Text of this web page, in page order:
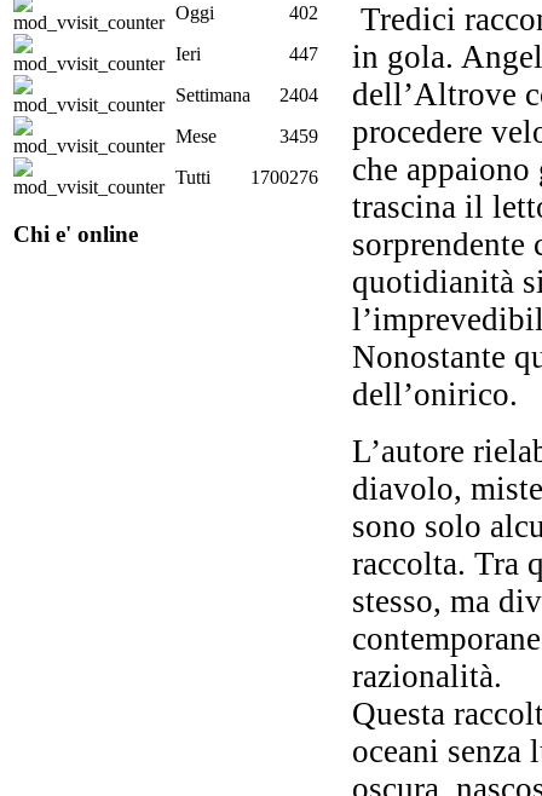
Oggi
402
Ieri
447
Settimana
2404
Mese
3459
Tutti
1700276
Chi e' online
Tredici
in gola.
dell’Altrove
procedere
che
trascina il
quotidianità
Nonostante
dell’onirico.
L’autore
diavolo,
sono solo
raccolta. Tra
stesso, ma
razionalità.
Questa
oceani senza
oscura,